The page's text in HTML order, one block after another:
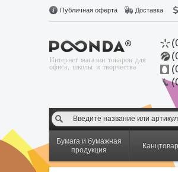
Публичная оферта Доставка
Интернет магазин товаров для
офиса, школы и творчества
Бумага и бумажная
продукция